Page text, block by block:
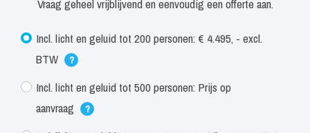
Vraag geheel vrijblijvend en eenvoudig een offerte aan.
Incl. licht en geluid tot 200 personen: € 4.495, - excl.
BTW
?
Incl. licht en geluid tot 500 personen: Prijs op
aanvraag
?